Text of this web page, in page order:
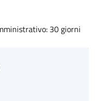
30 giorni